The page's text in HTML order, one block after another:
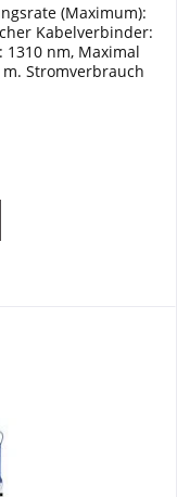
(Maximum):
Kabelverbinder:
1310 nm, Maximal
Stromverbrauch